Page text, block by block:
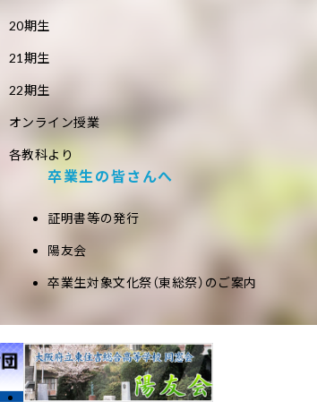
20期生
21期生
22期生
オンライン授業
各教科より
卒業生の皆さんへ
証明書等の発行
陽友会
卒業生対象文化祭（東総祭）のご案内